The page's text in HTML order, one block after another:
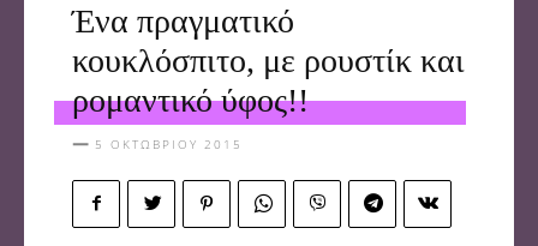
Ένα πραγματικό
κουκλόσπιτο, με ρουστίκ και
ρομαντικό ύφος!!
5 ΟΚΤΩΒΡΊΟΥ 2015